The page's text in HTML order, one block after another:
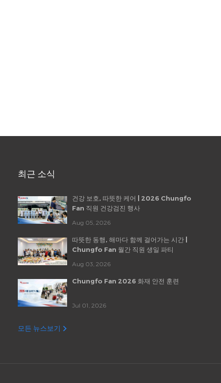
최근 소식
건강 보호, 따뜻한 케어 | 2026 Chungfo
Fan 직원 건강검진 행사
Aug 05, 2026
따뜻한 동행, 해마다 함께 걸어가는 시간 |
Chungfo Fan 월간 직원 생일 파티
Aug 03, 2026
Chungfo Fan 2026 화재 안전 훈련
Jul 01, 2026
모든 뉴스보기